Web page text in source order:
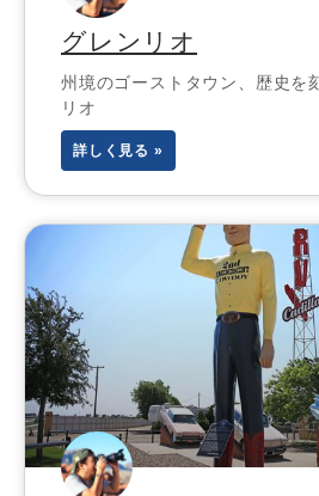
グレンリオ
州境のゴーストタウン、歴史を
リオ
詳しく見る »